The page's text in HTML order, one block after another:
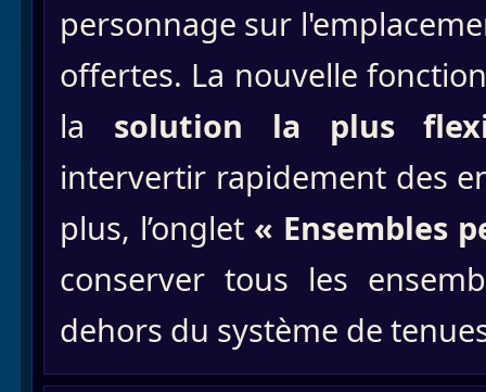
personnage sur
offertes. La nouvelle
la solution la plus
intervertir rapidement des
plus, l’onglet « Ensembles
conserver tous les
dehors du système de